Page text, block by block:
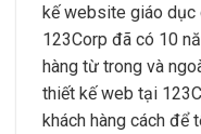
kế website giáo dục
123Corp đã có 10
hàng từ trong và
thiết kế web tại
khách hàng cách